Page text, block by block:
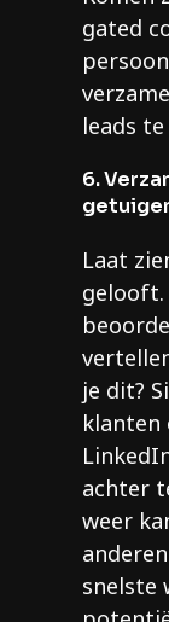
gated
leads
6.
Laat
gelooft.
je dit?
klanten
achter
weer
snelste